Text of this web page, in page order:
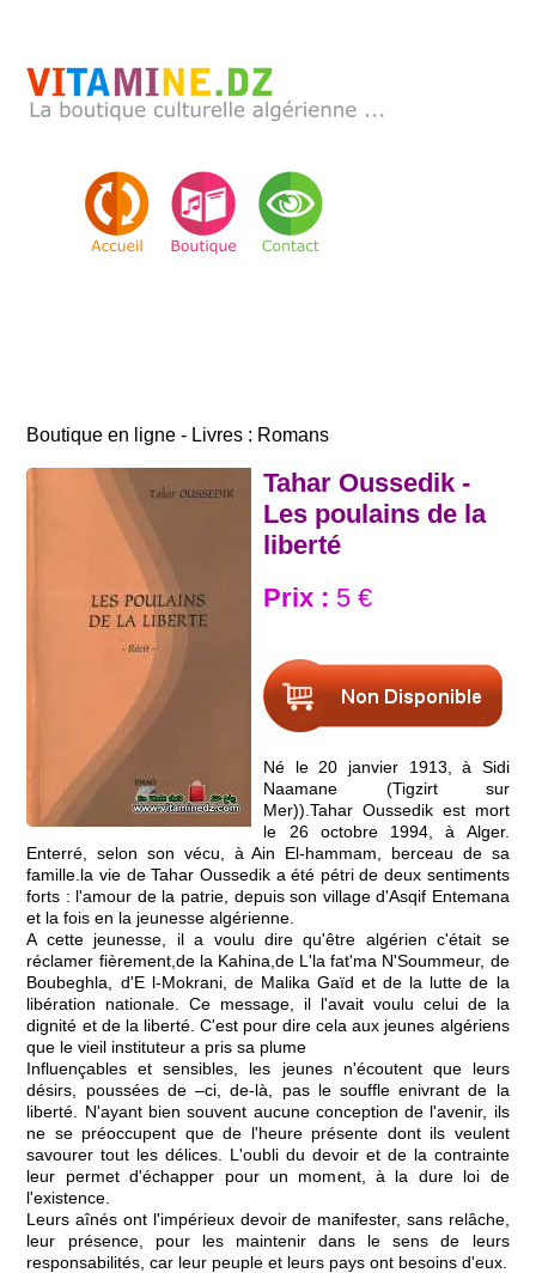
Boutique en ligne - Livres : Romans
Tahar Oussedik -
Les poulains de la
liberté
Prix : 5 €
Né le 20 janvier 1913, à Sidi
Naamane (Tigzirt sur
Mer)).Tahar Oussedik est mort
le 26 octobre 1994, à Alger.
Enterré, selon son vécu, à Ain El-hammam, berceau de sa
famille.la vie de Tahar Oussedik a été pétri de deux sentiments
forts : l'amour de la patrie, depuis son village d'Asqif Entemana
et la fois en la jeunesse algérienne.
A cette jeunesse, il a voulu dire qu'être algérien c'était se
réclamer fièrement,de la Kahina,de L'la fat'ma N'Soummeur, de
Boubeghla, d'E l-Mokrani, de Malika Gaïd et de la lutte de la
libération nationale. Ce message, il l'avait voulu celui de la
dignité et de la liberté. C'est pour dire cela aux jeunes algériens
que le vieil instituteur a pris sa plume
Influençables et sensibles, les jeunes n'écoutent que leurs
désirs, poussées de –ci, de-là, pas le souffle enivrant de la
liberté. N'ayant bien souvent aucune conception de l'avenir, ils
ne se préoccupent que de l'heure présente dont ils veulent
savourer tout les délices. L'oubli du devoir et de la contrainte
leur permet d'échapper pour un moment, à la dure loi de
l'existence.
Leurs aînés ont l'impérieux devoir de manifester, sans relâche,
leur présence, pour les maintenir dans le sens de leurs
responsabilités, car leur peuple et leurs pays ont besoins d'eux.